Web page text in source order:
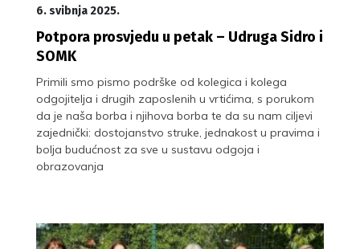
6. svibnja 2025.
Potpora prosvjedu u petak – Udruga Sidro i
SOMK
Primili smo pismo podrške od kolegica i kolega
odgojitelja i drugih zaposlenih u vrtićima, s porukom
da je naša borba i njihova borba te da su nam ciljevi
zajednički: dostojanstvo struke, jednakost u pravima i
bolja budućnost za sve u sustavu odgoja i
obrazovanja